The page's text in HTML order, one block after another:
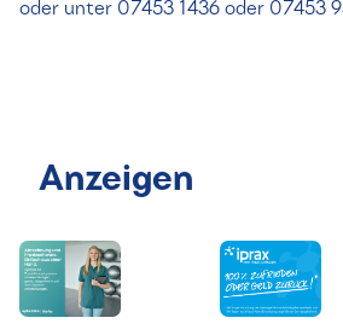
oder unter 07453 1436 oder 07453
Anzeigen